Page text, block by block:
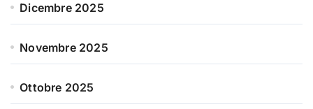
Dicembre 2025
Novembre 2025
Ottobre 2025